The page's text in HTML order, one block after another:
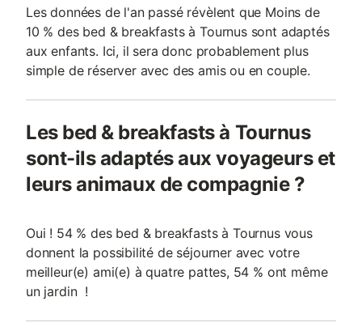
Les données de l'an passé révèlent que Moins de
10 % des bed & breakfasts à Tournus sont adaptés
aux enfants. Ici, il sera donc probablement plus
simple de réserver avec des amis ou en couple.
Les bed & breakfasts à Tournus
sont-ils adaptés aux voyageurs et
leurs animaux de compagnie ?
Oui ! 54 % des bed & breakfasts à Tournus vous
donnent la possibilité de séjourner avec votre
meilleur(e) ami(e) à quatre pattes, 54 % ont même
un jardin !